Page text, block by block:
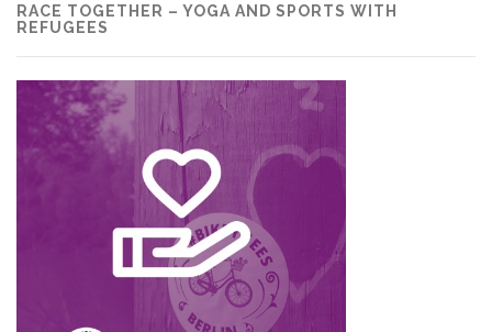
RACE TOGETHER – YOGA AND SPORTS WITH
REFUGEES